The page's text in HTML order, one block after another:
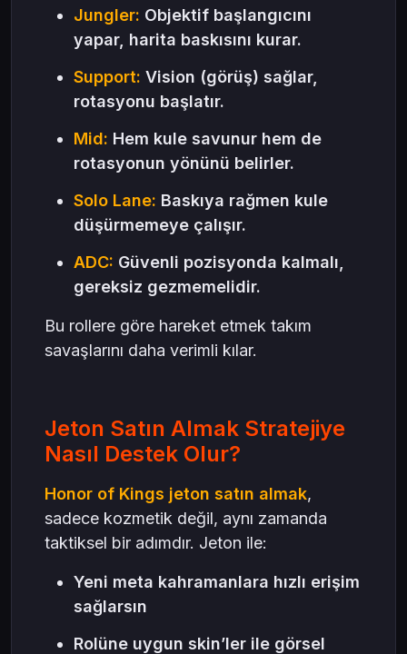
Jungler: Objektif başlangıcını
yapar, harita baskısını kurar.
Support: Vision (görüş) sağlar,
rotasyonu başlatır.
Mid: Hem kule savunur hem de
rotasyonun yönünü belirler.
Solo Lane: Baskıya rağmen kule
düşürmemeye çalışır.
ADC: Güvenli pozisyonda kalmalı,
gereksiz gezmemelidir.
Bu rollere göre hareket etmek takım
savaşlarını daha verimli kılar.
Jeton Satın Almak Stratejiye
Nasıl Destek Olur?
Honor of Kings jeton satın almak,
sadece kozmetik değil, aynı zamanda
taktiksel bir adımdır. Jeton ile:
Yeni meta kahramanlara hızlı erişim
sağlarsın
Rolüne uygun skin’ler ile görsel